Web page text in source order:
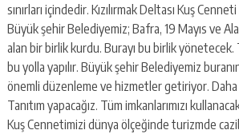
sınırları içindedir. Kızılırmak Deltası Kuş
Büyük şehir Belediyemiz; Bafra, 19 Mayıs ve
alan bir birlik kurdu. Burayı bu birlik
bu yolla yapılır. Büyük şehir Belediyemiz
önemli düzenleme ve hizmetler getiriyor. Daha
Tanıtım yapacağız. Tüm imkanlarımızı
Kuş Cennetimizi dünya ölçeğinde turizmde